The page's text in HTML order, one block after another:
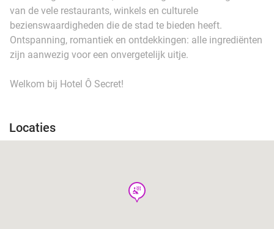
van de vele restaurants, winkels en culturele
bezienswaardigheden die de stad te bieden heeft.
Ontspanning, romantiek en ontdekkingen: alle ingrediënten
zijn aanwezig voor een onvergetelijk uitje.
Welkom bij Hotel Ô Secret!
Locaties
wellness